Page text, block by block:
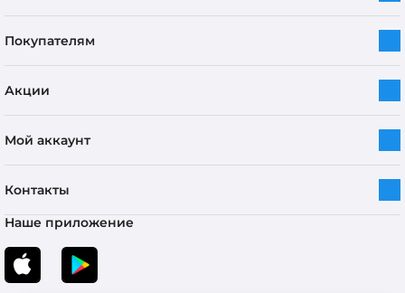
Покупателям
Акции
Мой аккаунт
Контакты
Наше приложение